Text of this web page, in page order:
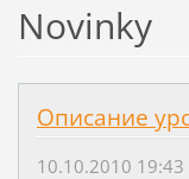
Novinky
Описание
10.10.2010 19:43